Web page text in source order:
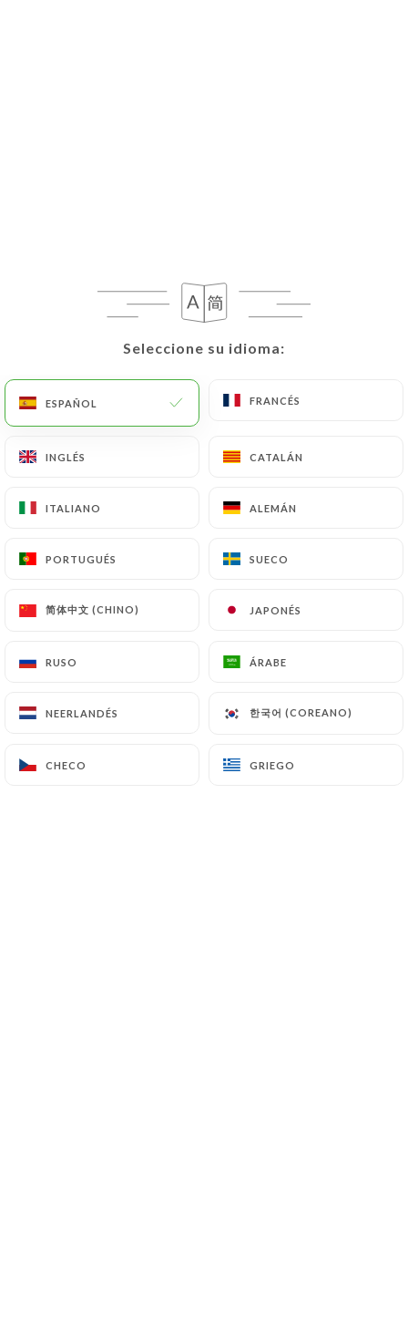
Seleccione su idioma:
ESPAÑOL FRANCÉS
INGLÉS CATALÁN
ITALIANO ALEMÁN
PORTUGUÉS SUECO
简体中文 (CHINO) JAPONÉS
RUSO ÁRABE
NEERLANDÉS 한국어 (COREANO)
CHECO GRIEGO
Seleccione su idioma:
ESPAÑOL FRANCÉS
INGLÉS CATALÁN
ITALIANO ALEMÁN
PORTUGUÉS SUECO
简体中文 (CHINO) JAPONÉS
RUSO ÁRABE
NEERLANDÉS 한국어 (COREANO)
CHECO GRIEGO